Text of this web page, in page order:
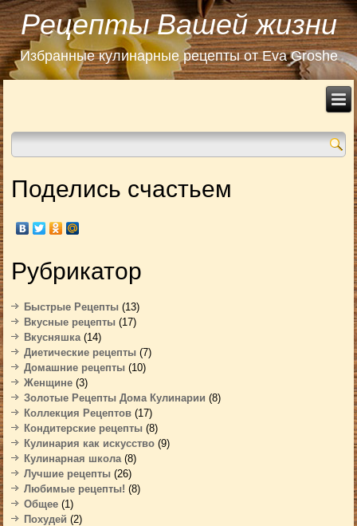
Рецепты Вашей жизни
Избранные кулинарные рецепты от Eva Groshe
Поделись счастьем
Рубрикатор
Быстрые Рецепты (13)
Вкусные рецепты (17)
Вкусняшка(14)
Диетические рецепты (7)
Домашние рецепты (10)
Женщине (3)
Золотые Рецепты Дома Кулинарии (8)
Коллекция Рецептов (17)
Кондитерские рецепты (8)
Кулинария как искусство (9)
Кулинарная школа(8)
Лучшие рецепты (26)
Любимые рецепты! (8)
Общее (1)
Похудей (2)